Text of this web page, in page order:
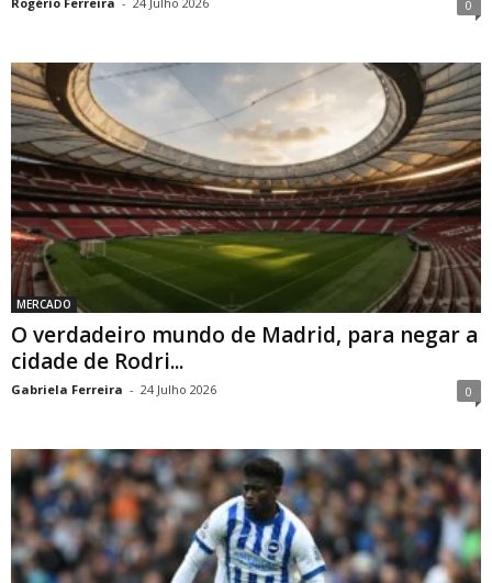
0
MERCADO
O verdadeiro mundo de Madrid, para negar a
cidade de Rodri...
Gabriela Ferreira - 24 Julho 2026 0